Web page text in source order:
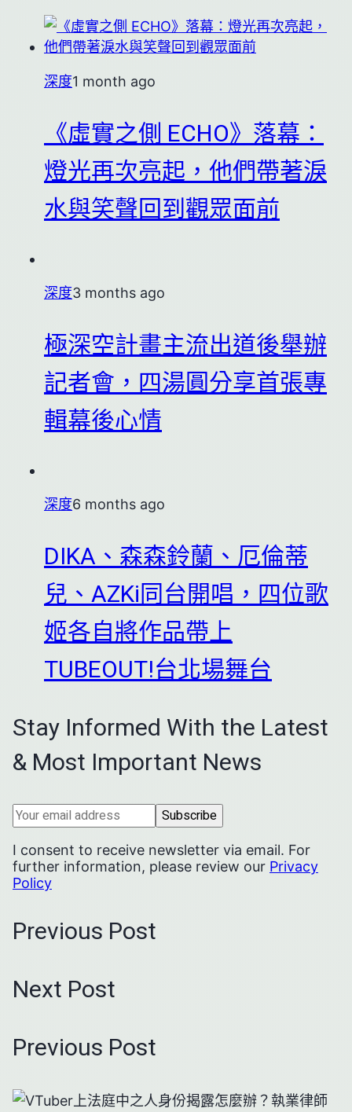
深度1 month ago
《虛實之側 ECHO》落幕：
燈光再次亮起，他們帶著淚
水與笑聲回到觀眾面前
深度3 months ago
極深空計畫主流出道後舉辦
記者會，四湯圓分享首張專
輯幕後心情
深度6 months ago
DIKA、森森鈴蘭、厄倫蒂
兒、AZKi同台開唱，四位歌
姬各自將作品帶上
TUBEOUT!台北場舞台
Stay Informed With the Latest
& Most Important News
I consent to receive newsletter via email. For
further information, please review our Privacy
Policy
Previous Post
Next Post
Previous Post